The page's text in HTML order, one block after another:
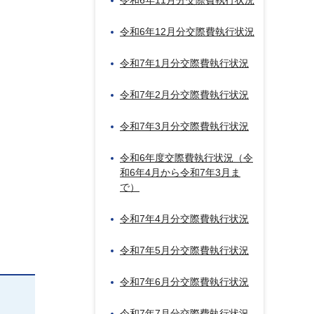
令和6年12月分交際費執行状況
令和7年1月分交際費執行状況
令和7年2月分交際費執行状況
令和7年3月分交際費執行状況
令和6年度交際費執行状況（令
和6年4月から令和7年3月ま
で）
令和7年4月分交際費執行状況
令和7年5月分交際費執行状況
令和7年6月分交際費執行状況